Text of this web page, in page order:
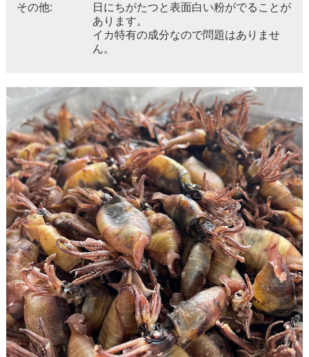
その他:
日にちがたつと表面白い粉がでることが
あります。
イカ特有の成分なので問題はありませ
ん。